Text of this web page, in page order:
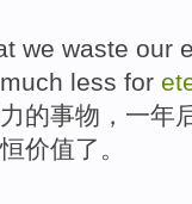
we waste our
less for
的事物， 一年
价值了。